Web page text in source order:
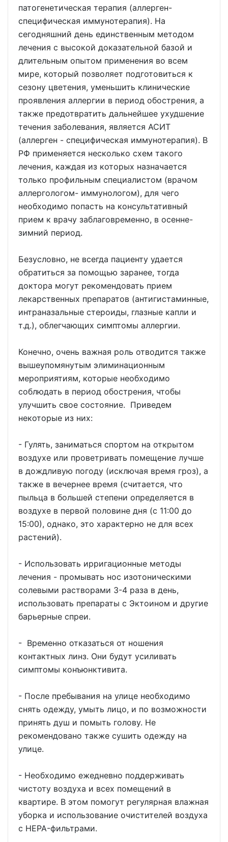
патогенетическая терапия (аллерген-
специфическая иммунотерапия). На
сегодняшний день единственным методом
лечения с высокой доказательной базой и
длительным опытом применения во всем
мире, который позволяет подготовиться к
сезону цветения, уменьшить клинические
проявления аллергии в период обострения, а
также предотвратить дальнейшее ухудшение
течения заболевания, является АСИТ
(аллерген - специфическая иммунотерапия). В
РФ применяется несколько схем такого
лечения, каждая из которых назначается
только профильным специалистом (врачом
аллергологом- иммунологом), для чего
необходимо попасть на консультативный
прием к врачу заблаговременно, в осенне-
зимний период.
Безусловно, не всегда пациенту удается
обратиться за помощью заранее, тогда
доктора могут рекомендовать прием
лекарственных препаратов (антигистаминные,
интраназальные стероиды, глазные капли и
т.д.), облегчающих симптомы аллергии.
Конечно, очень важная роль отводится также
вышеупомянутым элиминационным
мероприятиям, которые необходимо
соблюдать в период обострения, чтобы
улучшить свое состояние. Приведем
некоторые из них:
- Гулять, заниматься спортом на открытом
воздухе или проветривать помещение лучше
в дождливую погоду (исключая время гроз), а
также в вечернее время (считается, что
пыльца в большей степени определяется в
воздухе в первой половине дня (с 11:00 до
15:00), однако, это характерно не для всех
растений).
- Использовать ирригационные методы
лечения - промывать нос изотоническими
солевыми растворами 3-4 раза в день,
использовать препараты с Эктоином и другие
барьерные спреи.
- Временно отказаться от ношения
контактных линз. Они будут усиливать
симптомы конъюнктивита.
- После пребывания на улице необходимо
снять одежду, умыть лицо, и по возможности
принять душ и помыть голову. Не
рекомендовано также сушить одежду на
улице.
- Необходимо ежедневно поддерживать
чистоту воздуха и всех помещений в
квартире. В этом помогут регулярная влажная
уборка и использование очистителей воздуха
с HEPA-фильтрами.